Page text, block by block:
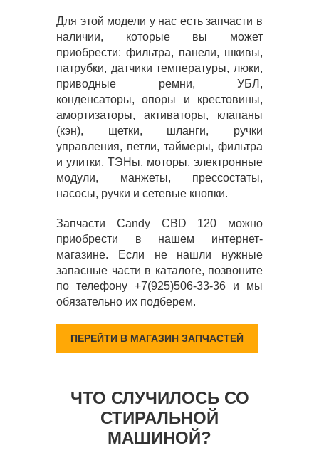
Для этой модели у нас есть запчасти в
наличии, которые вы может
приобрести: фильтра, панели, шкивы,
патрубки, датчики температуры, люки,
приводные ремни, УБЛ,
конденсаторы, опоры и крестовины,
амортизаторы, активаторы, клапаны
(кэн), щетки, шланги, ручки
управления, петли, таймеры, фильтра
и улитки, ТЭНы, моторы, электронные
модули, манжеты, прессостаты,
насосы, ручки и сетевые кнопки.
Запчасти Candy CBD 120 можно
приобрести в нашем интернет-
магазине. Если не нашли нужные
запасные части в каталоге, позвоните
по телефону +7(925)506-33-36 и мы
обязательно их подберем.
ПЕРЕЙТИ В МАГАЗИН ЗАПЧАСТЕЙ
ЧТО СЛУЧИЛОСЬ СО
СТИРАЛЬНОЙ
МАШИНОЙ?